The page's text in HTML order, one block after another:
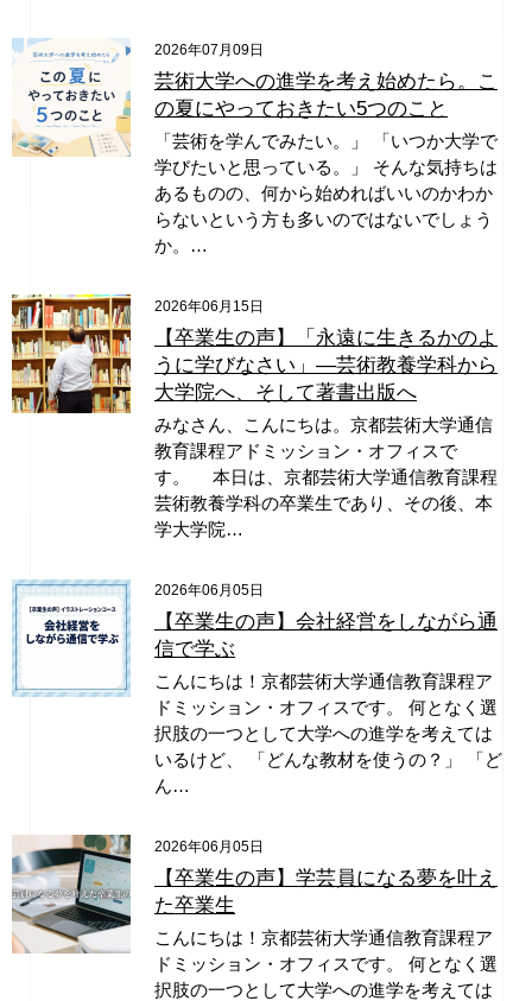
2026年07月09日
芸術大学への進学を考え始めたら。こ
の夏にやっておきたい5つのこと
「芸術を学んでみたい。」 「いつか大学で
学びたいと思っている。」 そんな気持ちは
あるものの、何から始めればいいのかわか
らないという方も多いのではないでしょう
か。…
2026年06月15日
【卒業生の声】「永遠に生きるかのよ
うに学びなさい」―芸術教養学科から
大学院へ、そして著書出版へ
みなさん、こんにちは。京都芸術大学通信
教育課程アドミッション・オフィスで
す。 本日は、京都芸術大学通信教育課程
芸術教養学科の卒業生であり、その後、本
学大学院…
2026年06月05日
【卒業生の声】会社経営をしながら通
信で学ぶ
こんにちは！京都芸術大学通信教育課程ア
ドミッション・オフィスです。 何となく選
択肢の一つとして大学への進学を考えては
いるけど、 「どんな教材を使うの？」 「ど
ん…
2026年06月05日
【卒業生の声】学芸員になる夢を叶え
た卒業生
こんにちは！京都芸術大学通信教育課程ア
ドミッション・オフィスです。 何となく選
択肢の一つとして大学への進学を考えては